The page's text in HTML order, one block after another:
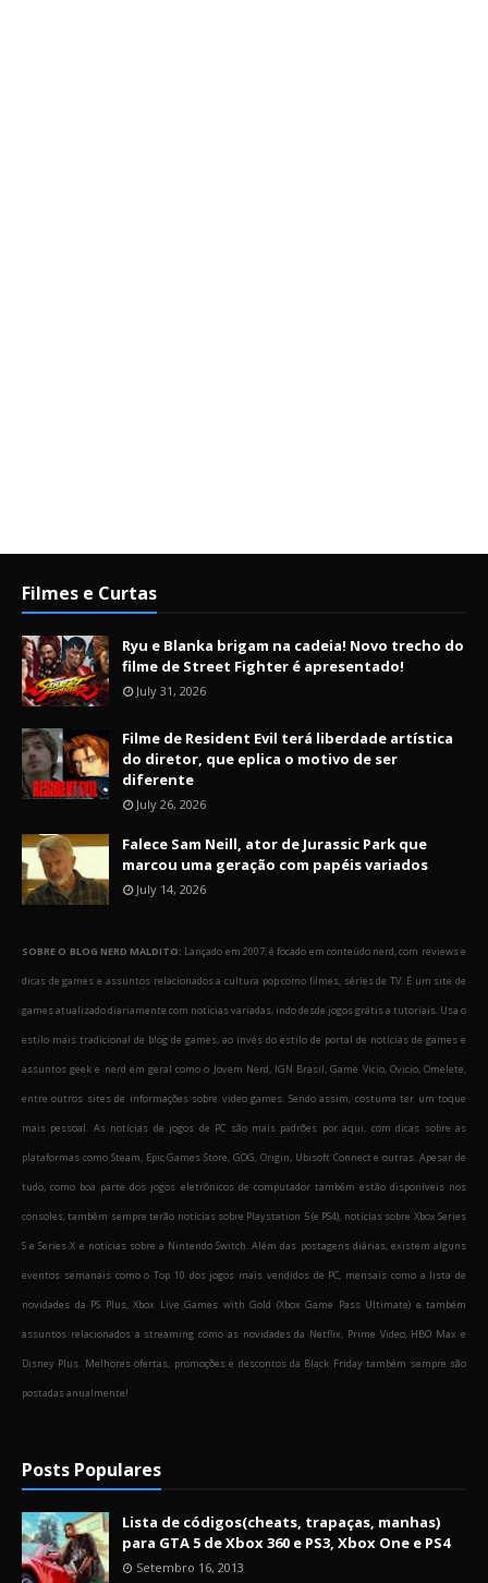
Filmes e Curtas
Ryu e Blanka brigam na cadeia! Novo trecho do
filme de Street Fighter é apresentado!
July 31, 2026
Filme de Resident Evil terá liberdade artística
do diretor, que eplica o motivo de ser
diferente
July 26, 2026
Falece Sam Neill, ator de Jurassic Park que
marcou uma geração com papéis variados
July 14, 2026
SOBRE O BLOG NERD MALDITO: Lançado em 2007, é focado em conteúdo nerd, com reviews e
dicas de games e assuntos relacionados a cultura pop como filmes, séries de TV. É um site de
games atualizado diariamente com notícias variadas, indo desde jogos grátis a tutoriais. Usa o
estilo mais tradicional de blog de games, ao invés do estilo de portal de notícias de games e
assuntos geek e nerd em geral como o Jovem Nerd, IGN Brasil, Game Vicio, Ovicio, Omelete,
entre outros sites de informações sobre video games. Sendo assim, costuma ter um toque
mais pessoal. As notícias de jogos de PC são mais padrões por aqui, com dicas sobre as
plataformas como Steam, Epic Games Store, GOG, Origin, Ubisoft Connect e outras. Apesar de
tudo, como boa parte dos jogos eletrônicos de computador também estão disponíveis nos
consoles, também sempre terão notícias sobre Playstation 5 (e PS4), notícias sobre Xbox Series
S e Series X e notícias sobre a Nintendo Switch. Além das postagens diárias, existem alguns
eventos semanais como o Top 10 dos jogos mais vendidos de PC, mensais como a lista de
novidades da PS Plus, Xbox Live Games with Gold (Xbox Game Pass Ultimate) e também
assuntos relacionados a streaming como as novidades da Netflix, Prime Video, HBO Max e
Disney Plus. Melhores ofertas, promoções e descontos da Black Friday também sempre são
postadas anualmente!
Posts Populares
Lista de códigos(cheats, trapaças, manhas)
para GTA 5 de Xbox 360 e PS3, Xbox One e PS4
Setembro 16, 2013